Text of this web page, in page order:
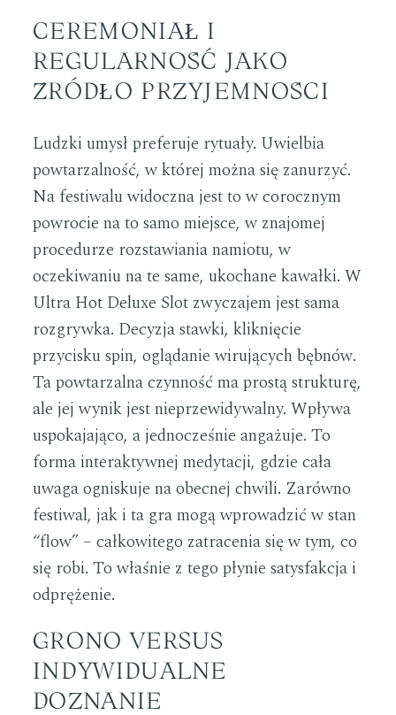
CEREMONIAŁ I
REGULARNOŚĆ JAKO
ŹRÓDŁO PRZYJEMNOŚCI
Ludzki umysł preferuje rytuały. Uwielbia
powtarzalność, w której można się zanurzyć.
Na festiwalu widoczna jest to w corocznym
powrocie na to samo miejsce, w znajomej
procedurze rozstawiania namiotu, w
oczekiwaniu na te same, ukochane kawałki. W
Ultra Hot Deluxe Slot zwyczajem jest sama
rozgrywka. Decyzja stawki, kliknięcie
przycisku spin, oglądanie wirujących bębnów.
Ta powtarzalna czynność ma prostą strukturę,
ale jej wynik jest nieprzewidywalny. Wpływa
uspokajająco, a jednocześnie angażuje. To
forma interaktywnej medytacji, gdzie cała
uwaga ogniskuje na obecnej chwili. Zarówno
festiwal, jak i ta gra mogą wprowadzić w stan
“flow” – całkowitego zatracenia się w tym, co
się robi. To właśnie z tego płynie satysfakcja i
odprężenie.
GRONO VERSUS
INDYWIDUALNE
DOZNANIE